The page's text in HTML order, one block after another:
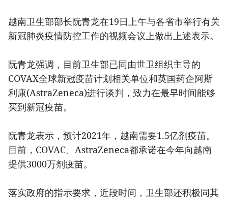
越南卫生部部长阮青龙在19日上午与各省市举行有关
新冠肺炎疫情防控工作的视频会议上做出上述表示。
阮青龙强调，目前卫生部已同由世卫组织主导的
COVAX全球新冠疫苗计划相关单位和英国药企阿斯
利康(AstraZeneca)进行谈判，致力在最早时间能够
买到新冠疫苗。
阮青龙表示，预计2021年，越南需要1.5亿剂疫苗。
目前，COVAC、AstraZeneca都承诺在今年向越南
提供3000万剂疫苗。
落实政府的指示要求，近段时间，卫生部还积极同其